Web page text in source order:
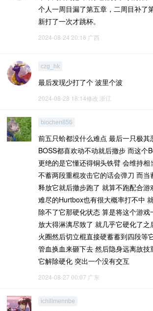
个人一周目漏了第五章，二周目补了
新打了一次才跳杯。
2024-08-24 20:16 广西
czg_hk
最后发现少打了个 波里个波
2024-08-28 18:14修改 浙江
biochen856
前五只蛤都没什么难点 最后一只极其
BOSS都喜欢动不动就后撤步 而这个
更绝的是它懂还得铜头铁臂 会维持相
不蓄两段重棍攻击它的话会弹刀 而
释放它就后撤步跑了 就算不跑配合游
难尽的Hurtbox也有很大概率打不中
除不了它那硬化状态 算是将这个游戏
放大得淋漓尽致了 就几乎它硬化了
火圈然后切立棍直接硬蓄蓄到四段等
管血换血来砸下去 然后隐身远离故技
它解除硬化 突出一个没有交互
2024-08-27 00:07 广东
ichillmennbe